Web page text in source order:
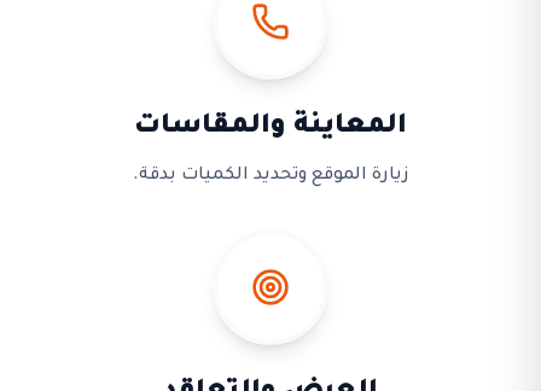
المعاينة والمقاسات
زيارة الموقع وتحديد الكميات بدقة.